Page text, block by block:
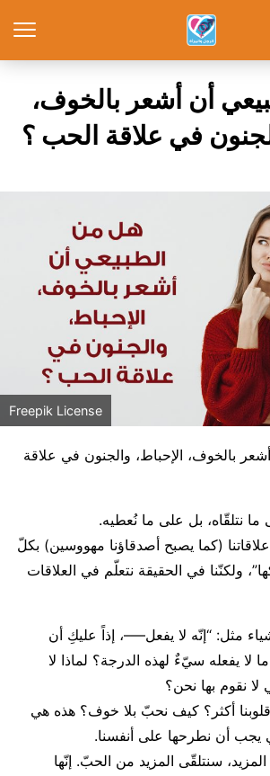
أن أشعر بالخوف،
في علاقة الحب ؟
Freepik License
بالخوف، الإحباط، والجنون في علاقة
ما نتلقّاه، بل على ما نُعطيه.
(كما يصبح أصدقاؤنا مهووسين) بكلّ
ولكنّنا في الحقيقة نتعلّم في العلاقات
مثل: “إنّه لا يفعل—–، إذاً عليكِ أن
لا يفعله سيّءٌ لهذه الدرجة؟ لماذا لا
نقوم بها نحن؟
أكثر؟ كيف نحبّ بلا خوف؟ هذه هي
يجب أن نطرحها على أنفسنا.
سنتلقّى المزيد من الحبّ. إنّها